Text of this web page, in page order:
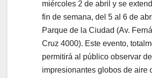
miércoles 2 de abril y se
fin de semana, del 5 al 6 de
Parque de la Ciudad (Av.
Cruz 4000). Este evento,
permitirá al público observar
impresionantes globos de aire